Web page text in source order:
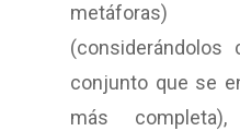
conjunto que se
más